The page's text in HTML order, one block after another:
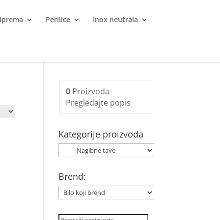
Perilice Inox neutrala
0 Proizvoda
Pregledajte popis
Kategorije proizvoda
Brend: